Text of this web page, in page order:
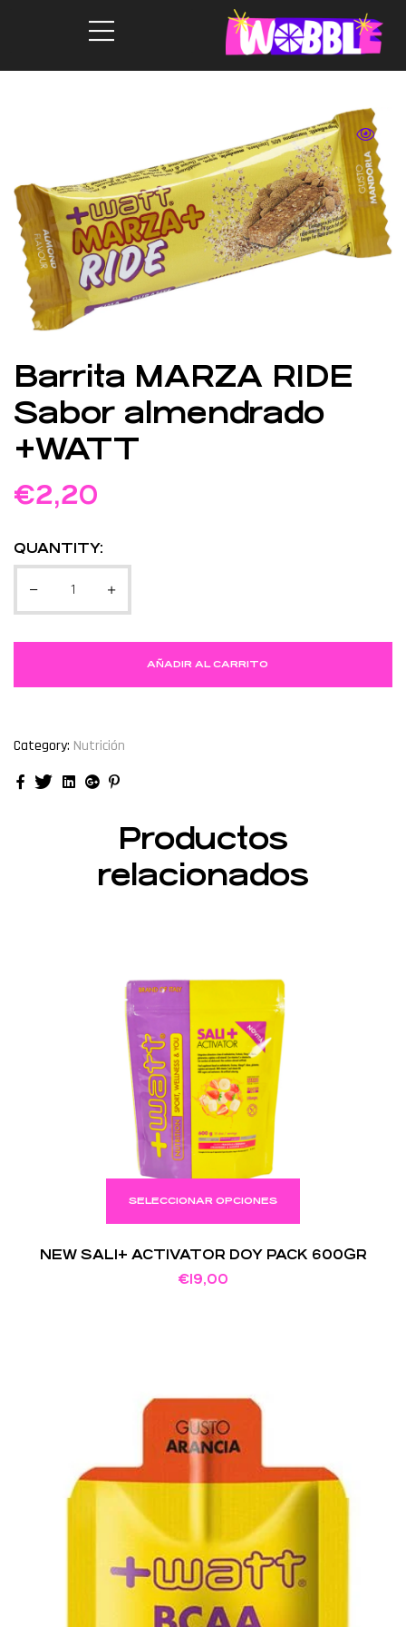
Barrita MARZA RIDE
Sabor almendrado
+WATT
€2,20
QUANTITY:
AÑADIR AL CARRITO
Category: Nutrición
FacebookTwitterLinkedinGoogle+
Productos
relacionados
SELECCIONAR OPCIONES
NEW SALI+ ACTIVATOR DOY PACK 600GR
€19,00